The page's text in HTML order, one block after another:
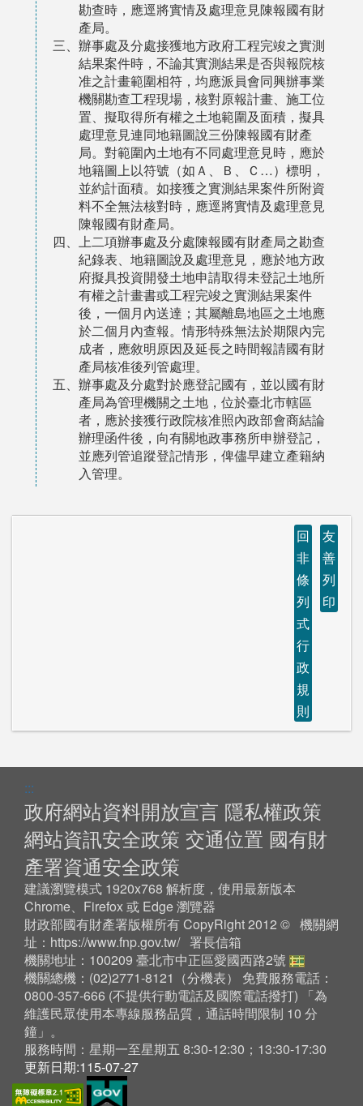
勘查時，應逕將實情及處理意見陳報國有財
產局。
三、辦事處及分處接獲地方政府工程完竣之實測
結果案件時，不論其實測結果是否與報院核
准之計畫範圍相符，均應派員會同興辦事業
機關勘查工程現場，核對原報計畫、施工位
置、擬取得所有權之土地範圍及面積，擬具
處理意見連同地籍圖說三份陳報國有財產
局。對範圍內土地有不同處理意見時，應於
地籍圖上以符號（如Ａ、Ｂ、Ｃ…）標明，
並約計面積。如接獲之實測結果案件所附資
料不全無法核對時，應逕將實情及處理意見
陳報國有財產局。
四、上二項辦事處及分處陳報國有財產局之勘查
紀錄表、地籍圖說及處理意見，應於地方政
府擬具投資開發土地申請取得未登記土地所
有權之計畫書或工程完竣之實測結果案件
後，一個月內送達；其屬離島地區之土地應
於二個月內查報。情形特殊無法於期限內完
成者，應敘明原因及延長之時間報請國有財
產局核准後列管處理。
五、辦事處及分處對於應登記國有，並以國有財
產局為管理機關之土地，位於臺北市轄區
者，應於接獲行政院核准照內政部會商結論
辦理函件後，向有關地政事務所申辦登記，
並應列管追蹤登記情形，俾儘早建立產籍納
入管理。
回
非
條
列
式
行
政
規
則
友
善
列
印
:::
政府網站資料開放宣言 隱私權政策
網站資訊安全政策 交通位置 國有財
產署資通安全政策
建議瀏覽模式 1920x768 解析度，使用最新版本
Chrome、Firefox 或 Edge 瀏覽器
財政部國有財產署版權所有 CopyRight 2012 © 機關網
址： https://www.fnp.gov.tw/ 署長信箱
機關地址：100209 臺北市中正區愛國西路2號
機關總機：(02)2771-8121（分機表） 免費服務電話：
0800-357-666 (不提供行動電話及國際電話撥打) 「為
維護民眾使用本專線服務品質，通話時間限制 10 分
鐘」。
服務時間：星期一至星期五 8:30-12:30；13:30-17:30
更新日期:115-07-27